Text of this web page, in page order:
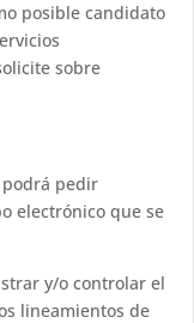
posible candidato
sobre
podrá pedir
electrónico que se
y/o controlar el
lineamientos de